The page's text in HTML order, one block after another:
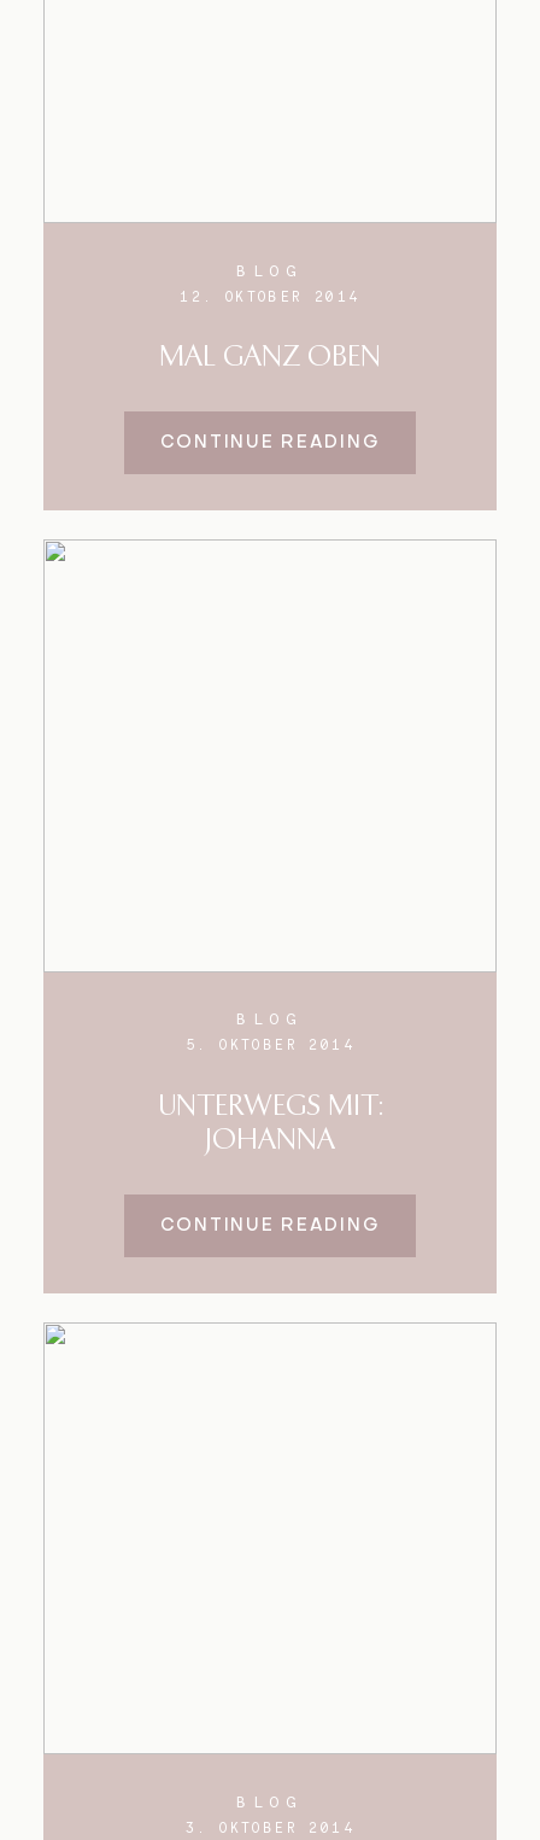
BLOG
12. OKTOBER 2014
MAL GANZ OBEN
CONTINUE READING
BLOG
5. OKTOBER 2014
UNTERWEGS MIT:
JOHANNA
CONTINUE READING
BLOG
3. OKTOBER 2014